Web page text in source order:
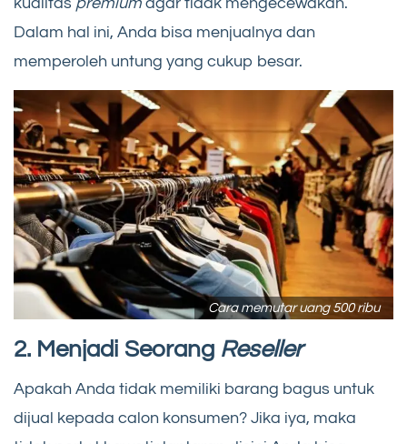
Dalam hal ini, Anda bisa menjualnya dan
memperoleh untung yang cukup besar.
Cara memutar uang 500 ribu
2. Menjadi Seorang Reseller
Apakah Anda tidak memiliki barang bagus untuk
dijual kepada calon konsumen? Jika iya, maka